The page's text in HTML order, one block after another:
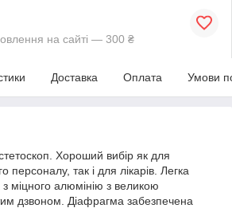
на сайті — 300 ₴
Доставка Оплата Умови
Хороший вибір як для
персоналу, так і для лікарів. Легка
міцного алюмінію з великою
дзвоном. Діафрагма забезпечена